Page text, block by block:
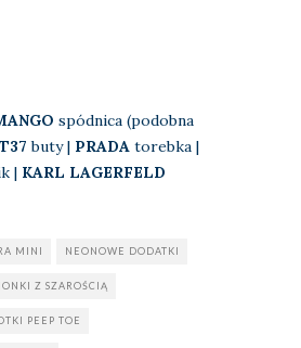
spódnica (podobna
buty | PRADA torebka |
| KARL LAGERFELD
MINI NEONOWE DODATKI
Z SZAROŚCIĄ
PEEP TOE